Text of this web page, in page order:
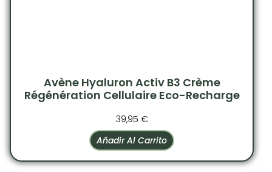
Avène Hyaluron Activ B3 Crème
Régénération Cellulaire Eco-Recharge
39,95 €
Añadir Al Carrito